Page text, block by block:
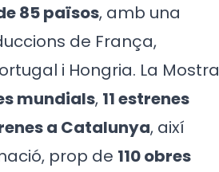
85 països, amb una
de França,
i Hongria. La Mostra
mundials, 11 estrenes
a Catalunya, així
prop de 110 obres